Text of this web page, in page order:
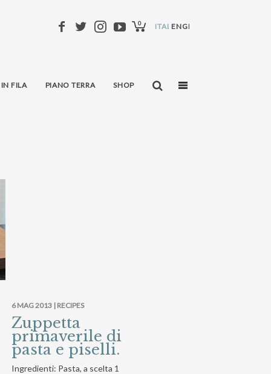
ITALIANO
ENGLISH
0
FILA PIANO TERRA SHOP
6 MAG 2013 | RECIPES
Zuppetta
primaverile di
pasta e piselli.
Ingredienti: Pasta, a scelta 1